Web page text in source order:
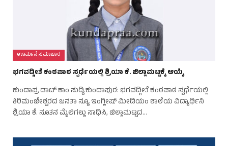
ಊರ್ಮನೆ ಸಮಾಚಾರ
ಭಗವದ್ಗೀತೆ ಕಂಠಪಾಠ ಸ್ಪರ್ಧೆಯಲ್ಲಿ ಶ್ರಿಯಾ ಕೆ. ಜಿಲ್ಲಾಮಟ್ಟಕ್ಕೆ ಆಯ್ಕೆ
ಕುಂದಾಪ್ರ ಡಾಟ್‌ ಕಾಂ ಸುದ್ದಿ.ಕುಂದಾಪುರ: ಭಗವದ್ಗೀತೆ ಕಂಠಪಾಠ ಸ್ಪರ್ಧೆಯಲ್ಲಿ
ಕಿರಿಮಂಜೇಶ್ವರದ ಜನತಾ ನ್ಯೂ ಇಂಗ್ಲೀಷ್ ಮೀಡಿಯಂ ಶಾಲೆಯ ವಿದ್ಯಾರ್ಥಿನಿ
ಶ್ರಿಯಾ ಕೆ. ನೂತನ ಮೈಲಿಗಲ್ಲು ಸಾಧಿಸಿ, ಜಿಲ್ಲಾಮಟ್ಟದ…